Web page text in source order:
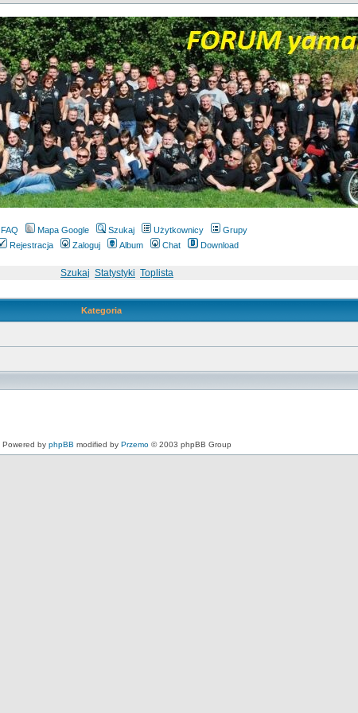
FAQ Mapa Google Szukaj Użytkownicy
Grupy
Rejestracja
Zaloguj Album Chat Download
Szukaj Statystyki Toplista
Kategoria
Powered by phpBB modified by Przemo © 2003 phpBB Group